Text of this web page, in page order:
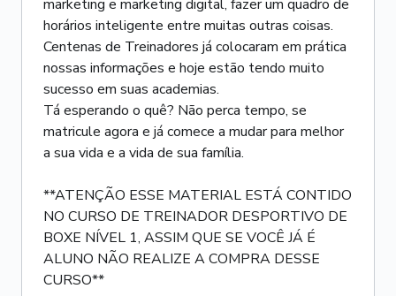
marketing e marketing digital, fazer um quadro de
horários inteligente entre muitas outras coisas.
Centenas de Treinadores já colocaram em prática
nossas informações e hoje estão tendo muito
sucesso em suas academias.
Tá esperando o quê? Não perca tempo, se
matricule agora e já comece a mudar para melhor
a sua vida e a vida de sua família.
**ATENÇÃO ESSE MATERIAL ESTÁ CONTIDO
NO CURSO DE TREINADOR DESPORTIVO DE
BOXE NÍVEL 1, ASSIM QUE SE VOCÊ JÁ É
ALUNO NÃO REALIZE A COMPRA DESSE
CURSO**